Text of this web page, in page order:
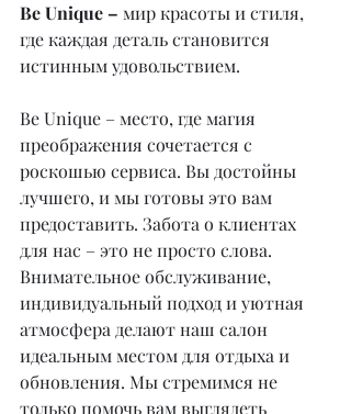
Be Unique – мир красоты и стиля,
где каждая деталь становится
истинным удовольствием.
Be Unique – место, где магия
преображения сочетается с
роскошью сервиса. Вы достойны
лучшего, и мы готовы это вам
предоставить. Забота о клиентах
для нас – это не просто слова.
Внимательное обслуживание,
индивидуальный подход и уютная
атмосфера делают наш салон
идеальным местом для отдыха и
обновления. Мы стремимся не
только помочь вам выглядеть